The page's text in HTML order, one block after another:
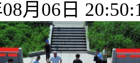
月06日